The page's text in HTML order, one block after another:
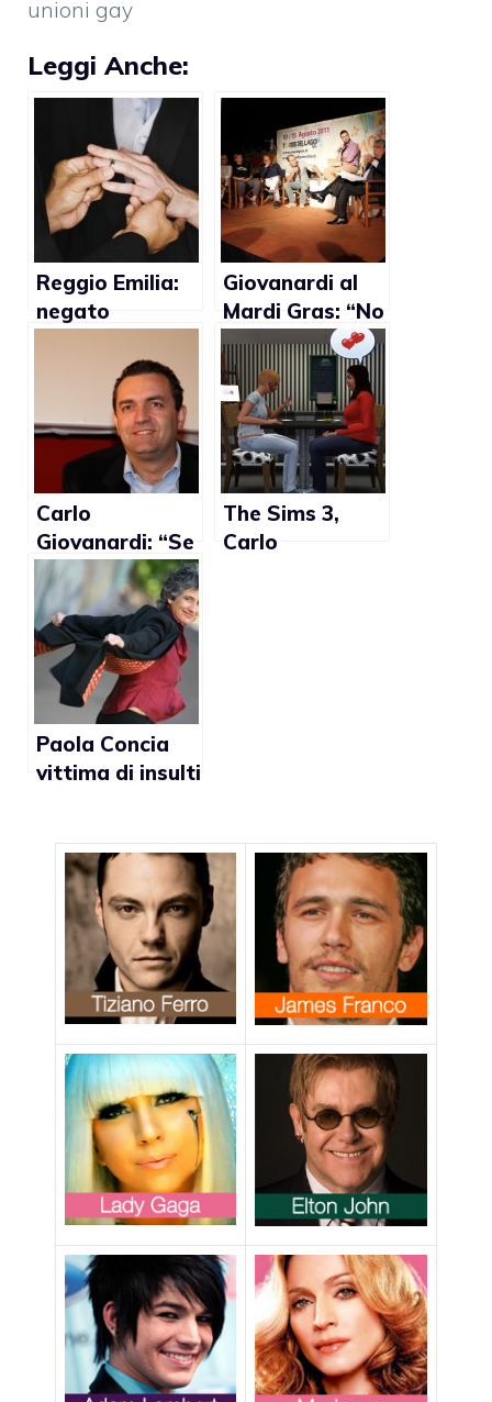
unioni gay
Leggi Anche:
Reggio Emilia:
negato
soggiorno ad
uruguayano
unito civilmente
con italiano
Giovanardi al
Mardi Gras: “No
ai matrimoni
gay”
Carlo
Giovanardi: “Se
diventasse
sindaco, de
Magistris
favorirà
femminielli, gay
e trans”
The Sims 3,
Carlo
Paola Concia
vittima di insulti